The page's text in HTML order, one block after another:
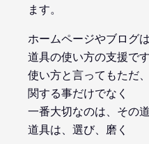
ます。
ホームページやブログ
道具の使い方の支援です
使い方と言ってもただ
関する事だけでなく
一番大切なのは、その
道具は、選び、磨く